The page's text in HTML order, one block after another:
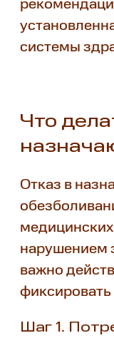
системы
Что
Отказ в
медицинских
нарушением
важно
Шаг 1.